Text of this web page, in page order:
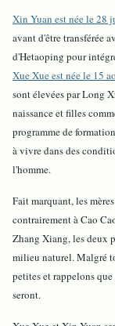
Xin Yuan est née le 28
avant d'être transférée
d'Hetaoping pour
Xue Xue est née le 15
sont élevées par Long
naissance et filles
programme de
à vivre dans des
l'homme.
Fait marquant, les
contrairement à Cao
Zhang Xiang, les deux
milieu naturel. Malgré
petites et rappelons que
seront.